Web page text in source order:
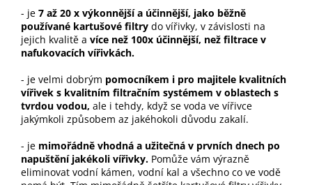
- je 7 až 20 x výkonnější a účinnější, jako běžně
používané kartušové filtry do vířivky, v závislosti na
jejich kvalitě a více než 100x účinnější, než filtrace v
nafukovacích vířivkách.
- je velmi dobrým pomocníkem i pro majitele kvalitních
vířivek s kvalitním filtračním systémem v oblastech s
tvrdou vodou, ale i tehdy, když se voda ve vířivce
jakýmkoli způsobem az jakéhokoli důvodu zakalí.
- je mimořádně vhodná a užitečná v prvních dnech po
napuštění jakékoli vířivky. Pomůže vám výrazně
eliminovat vodní kámen, vodní kal a všechno co ve vodě